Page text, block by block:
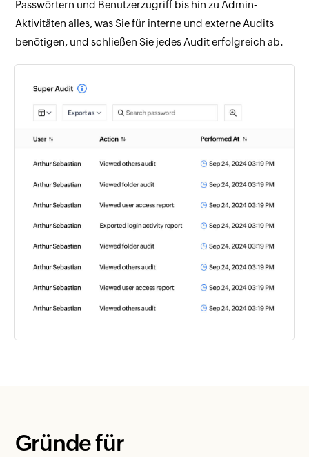
Passwörtern und Benutzerzugriff bis hin zu Admin-
Aktivitäten alles, was Sie für interne und externe Audits
benötigen, und schließen Sie jedes Audit erfolgreich ab.
Gründe für